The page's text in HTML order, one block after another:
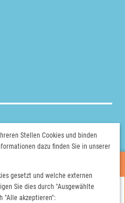
Stellen Cookies und binden
dazu finden Sie in unserer
gesetzt und welche externen
Sie dies durch "Ausgewählte
"Alle akzeptieren":